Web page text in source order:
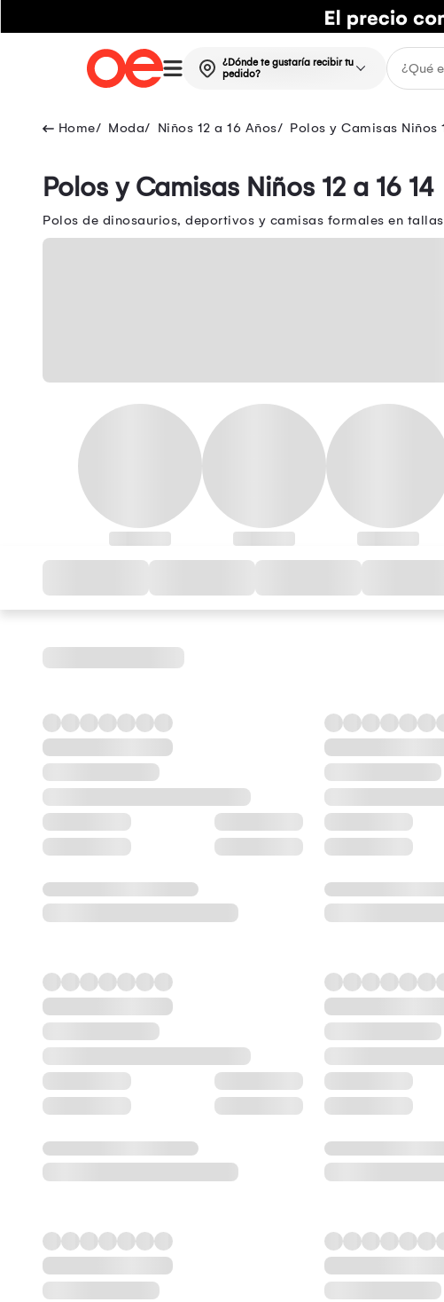
¿Dónde te gustaría recibir tu
pedido?
Moda Niños 12 a 16 Años Polos y Camisas Niños
Polos y Camisas Niños 12 a 16 14
Polos de dinosaurios, deportivos y camisas formales en